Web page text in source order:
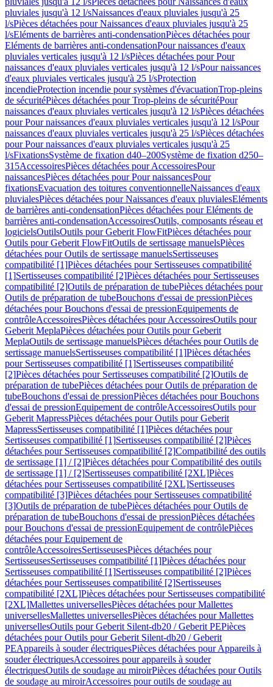
pluviales jusqu'à 12 l/sNaissances d'eaux pluviales jusqu'à 25
l/sPièces détachées pour Naissances d'eaux pluviales jusqu'à 25
l/sEléments de barrières anti-condensationPièces détachées pour
Eléments de barrières anti-condensationPour naissances d'eaux
pluviales verticales jusqu'à 12 l/sPièces détachées pour Pour
naissances d'eaux pluviales verticales jusqu'à 12 l/sPour naissances
d'eaux pluviales verticales jusqu'à 25 l/sProtection
incendieProtection incendie pour systèmes d'évacuationTrop-pleins
de sécuritéPièces détachées pour Trop-pleins de sécuritéPour
naissances d'eaux pluviales verticales jusqu'à 12 l/sPièces détachées
pour Pour naissances d'eaux pluviales verticales jusqu'à 12 l/sPour
naissances d'eaux pluviales verticales jusqu'à 25 l/sPièces détachées
pour Pour naissances d'eaux pluviales verticales jusqu'à 25
l/sFixationsSystème de fixation d40–200Système de fixation d250–
315AccessoiresPièces détachées pour AccessoiresPour
naissancesPièces détachées pour Pour naissancesPour
fixationsEvacuation des toitures conventionnelleNaissances d'eaux
pluvialesPièces détachées pour Naissances d'eaux pluvialesEléments
de barrières anti-condensationPièces détachées pour Eléments de
barrières anti-condensationAccessoiresOutils, composants réseau et
logicielsOutilsOutils pour Geberit FlowFitPièces détachées pour
Outils pour Geberit FlowFitOutils de sertissage manuelsPièces
détachées pour Outils de sertissage manuelsSertisseuses
compatibilité [1]Pièces détachées pour Sertisseuses compatibilité
[1]Sertisseuses compatibilité [2]Pièces détachées pour Sertisseuses
compatibilité [2]Outils de préparation de tubePièces détachées pour
Outils de préparation de tubeBouchons d'essai de pressionPièces
détachées pour Bouchons d'essai de pressionEquipements de
contrôleAccessoiresPièces détachées pour AccessoiresOutils pour
Geberit MeplaPièces détachées pour Outils pour Geberit
MeplaOutils de sertissage manuelsPièces détachées pour Outils de
sertissage manuelsSertisseuses compatibilité [1]Pièces détachées
pour Sertisseuses compatibilité [1]Sertisseuses compatibilité
[2]Pièces détachées pour Sertisseuses compatibilité [2]Outils de
préparation de tubePièces détachées pour Outils de préparation de
tubeBouchons d'essai de pressionPièces détachées pour Bouchons
d'essai de pressionEquipement de contrôleAccessoiresOutils pour
Geberit MapressPièces détachées pour Outils pour Geberit
MapressSertisseuses compatibilité [1]Pièces détachées pour
Sertisseuses compatibilité [1]Sertisseuses compatibilité [2]Pièces
détachées pour Sertisseuses compatibilité [2]Compatibilité des outils
de sertissage [1] / [2]Pièces détachées pour Compatibilité des outils
de sertissage [1] / [2]Sertisseuses compatibilité [2XL]Pièces
détachées pour Sertisseuses compatibilité [2XL]Sertisseuses
compatibilité [3]Pièces détachées pour Sertisseuses compatibilité
[3]Outils de préparation de tubePièces détachées pour Outils de
préparation de tubeBouchons d'essai de pressionPièces détachées
pour Bouchons d'essai de pressionEquipement de contrôlePièces
détachées pour Equipement de
contrôleAccessoiresSertisseusesPièces détachées pour
SertisseusesSertisseuses compatibilité [1]Pièces détachées pour
Sertisseuses compatibilité [1]Sertisseuses compatibilité [2]Pièces
détachées pour Sertisseuses compatibilité [2]Sertisseuses
compatibilité [2XL]Pièces détachées pour Sertisseuses compatibilité
[2XL]Mallettes universellesPièces détachées pour Mallettes
universellesMallettes universellesPièces détachées pour Mallettes
universellesOutils pour Geberit Silent-db20 / Geberit PEPièces
détachées pour Outils pour Geberit Silent-db20 / Geberit
PEAppareils à souder électriquesPièces détachées pour Appareils à
souder électriquesAccessoires pour appareils à souder
électriquesOutils de soudage au miroirPièces détachées pour Outils
de soudage au miroirAccessoires pour outils de soudage au